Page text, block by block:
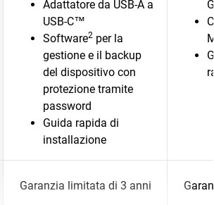
Adattatore da USB-A a
USB-C™
Software2 per la
gestione e il backup
del dispositivo con
protezione tramite
password
Guida rapida di
installazione
Garanzia limitata di 3 anni